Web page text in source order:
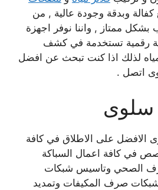
كفالة وبدقة وجودة عالية , من
ممتاز , واننا نوفر اجهزة
رقمية تستخدمة في كشف
لذلك اذا كنت تبحث عن افضل
اتصل .
سلوى
الافضل على الاطلاق في كافة
في كافة اعمال السباكة
الصحي وتاسيس شبكات
صرف المكيفات وتمديد